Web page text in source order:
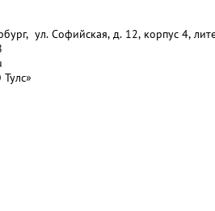
ул. Софийская, д. 12, корпус 4,